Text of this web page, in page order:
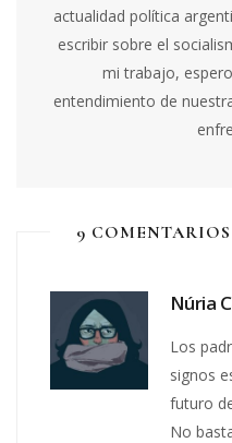
actualidad política
escribir sobre el
mi trabajo,
entendimiento de
9 COMENTARIOS
Núria
Los
signos
futuro
No